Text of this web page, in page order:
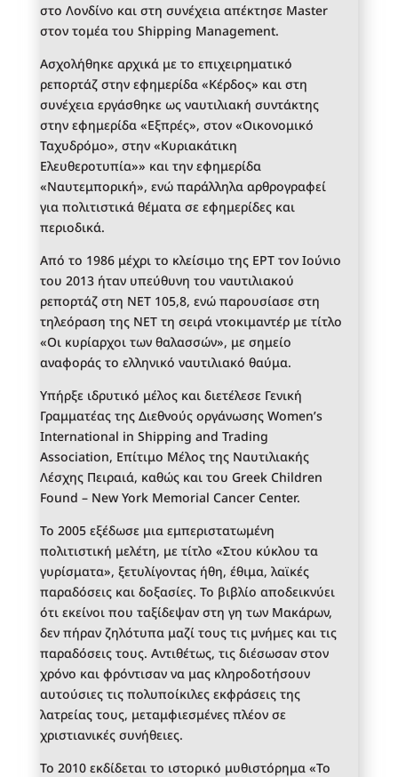
στο Λονδίνο και στη συνέχεια απέκτησε Master
στον τομέα του Shipping Management.
Ασχολήθηκε αρχικά με το επιχειρηματικό
ρεπορτάζ στην εφημερίδα «Κέρδος» και στη
συνέχεια εργάσθηκε ως ναυτιλιακή συντάκτης
στην εφημερίδα «Εξπρές», στον «Οικονομικό
Ταχυδρόμο», στην «Κυριακάτικη
Ελευθεροτυπία»» και την εφημερίδα
«Ναυτεμπορική», ενώ παράλληλα αρθρογραφεί
για πολιτιστικά θέματα σε εφημερίδες και
περιοδικά.
Από το 1986 μέχρι το κλείσιμο της ΕΡΤ τον Ιούνιο
του 2013 ήταν υπεύθυνη του ναυτιλιακού
ρεπορτάζ στη ΝΕΤ 105,8, ενώ παρουσίασε στη
τηλεόραση της ΝΕΤ τη σειρά ντοκιμαντέρ με τίτλο
«Οι κυρίαρχοι των θαλασσών», με σημείο
αναφοράς το ελληνικό ναυτιλιακό θαύμα.
Υπήρξε ιδρυτικό μέλος και διετέλεσε Γενική
Γραμματέας της Διεθνούς οργάνωσης Women’s
International in Shipping and Trading
Association, Επίτιμο Μέλος της Ναυτιλιακής
Λέσχης Πειραιά, καθώς και του Greek Children
Found – New York Memorial Cancer Center.
Το 2005 εξέδωσε μια εμπεριστατωμένη
πολιτιστική μελέτη, με τίτλο «Στου κύκλου τα
γυρίσματα», ξετυλίγοντας ήθη, έθιμα, λαϊκές
παραδόσεις και δοξασίες. Το βιβλίο αποδεικνύει
ότι εκείνοι που ταξίδεψαν στη γη των Μακάρων,
δεν πήραν ζηλότυπα μαζί τους τις μνήμες και τις
παραδόσεις τους. Αντιθέτως, τις διέσωσαν στον
χρόνο και φρόντισαν να μας κληροδοτήσουν
αυτούσιες τις πολυποίκιλες εκφράσεις της
λατρείας τους, μεταμφιεσμένες πλέον σε
χριστιανικές συνήθειες.
Το 2010 εκδίδεται το ιστορικό μυθιστόρημα «Το